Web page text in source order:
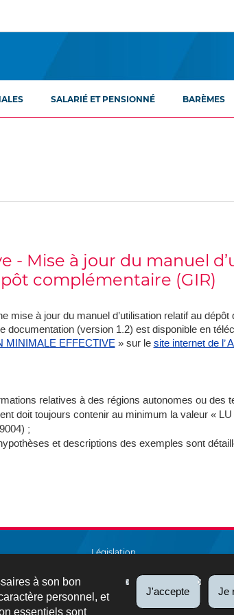
à son bon
personnel, et
essentiels sont
J'accepte Je
SALARIÉ ET PENSIONNÉ BARÈMES
- Mise à jour du manuel
complémentaire (GIR)
à jour du manuel d’utilisation relatif au dépôt
(version 1.2) est disponible en
MINIMALE EFFECTIVE » sur le site internet de l’
relatives à des régions autonomes ou des
doit toujours contenir au minimum la valeur « LU
;
et descriptions des exemples sont
Législation
Salarié et pensionné
A à Z